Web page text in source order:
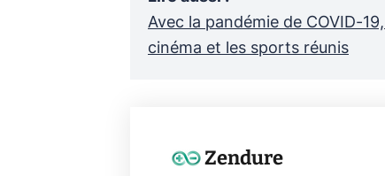
Avec la pandémie de COVID-
cinéma et les sports réunis
Zendure